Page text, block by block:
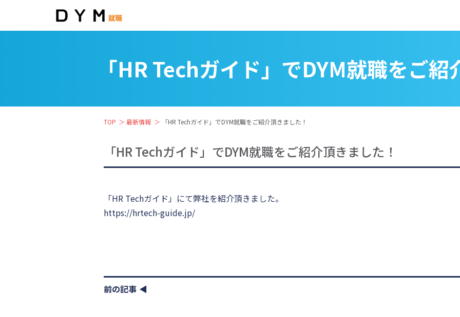
「HR Techガイド」でDYM就職をご
TOP 最新情報 「HR Techガイド」でDYM就職をご紹介頂きました！
「HR Techガイド」でDYM就職をご紹介頂きました！
「HR Techガイド」 にて弊社を紹介頂きました。
https://hrtech-guide.jp/
前の記事